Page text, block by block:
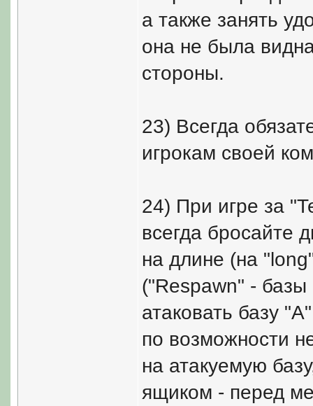
а также занять
она не была
стороны.
23) Всегда
игрокам своей
24) При игре за
всегда бросайте
на длине (на
("Respawn" -
атаковать базу
по возможности
на атакуемую
ящиком - перед